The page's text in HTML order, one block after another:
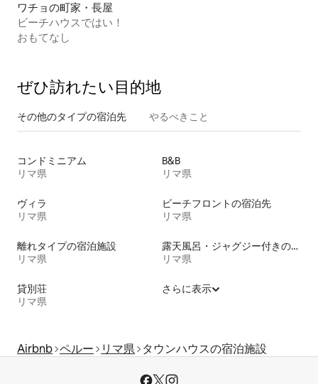
ワチョの町家・長屋
ビーチハウスではい！
おもてなし
ぜひ訪⁠れ⁠た⁠い目⁠的⁠地
その他のタ⁠イ⁠プ⁠の宿⁠泊⁠先 やるべきこと
コンドミニアム
リマ県
B&B
リマ県
ヴィラ
リマ県
ビーチフロントの宿泊先
リマ県
離れタイプの宿泊施設
リマ県
露天風呂・ジャグジー付きの宿泊施設
リマ県
貸別荘
リマ県
さらに表示
Airbnb ペルー リマ県 タウンハウスの宿泊施設